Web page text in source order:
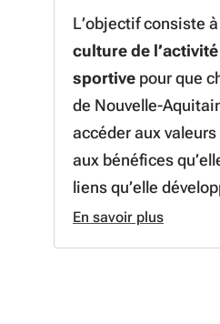
L’objectif consiste à
culture de
sportive pour que
de Nouvelle-
accéder aux valeurs
aux bénéfices
liens qu’elle
En savoir plus
à propos de En